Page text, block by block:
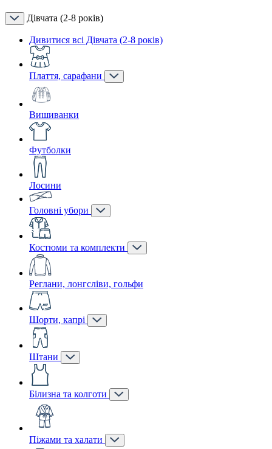
Дівчата (2-8 років)
Дивитися всі Дівчата (2-8 років)
Плаття, сарафани
Вишиванки
Футболки
Лосини
Головні убори
Костюми та комплекти
Реглани, лонгсліви, гольфи
Шорти, капрі
Штани
Білизна та колготи
Піжами та халати